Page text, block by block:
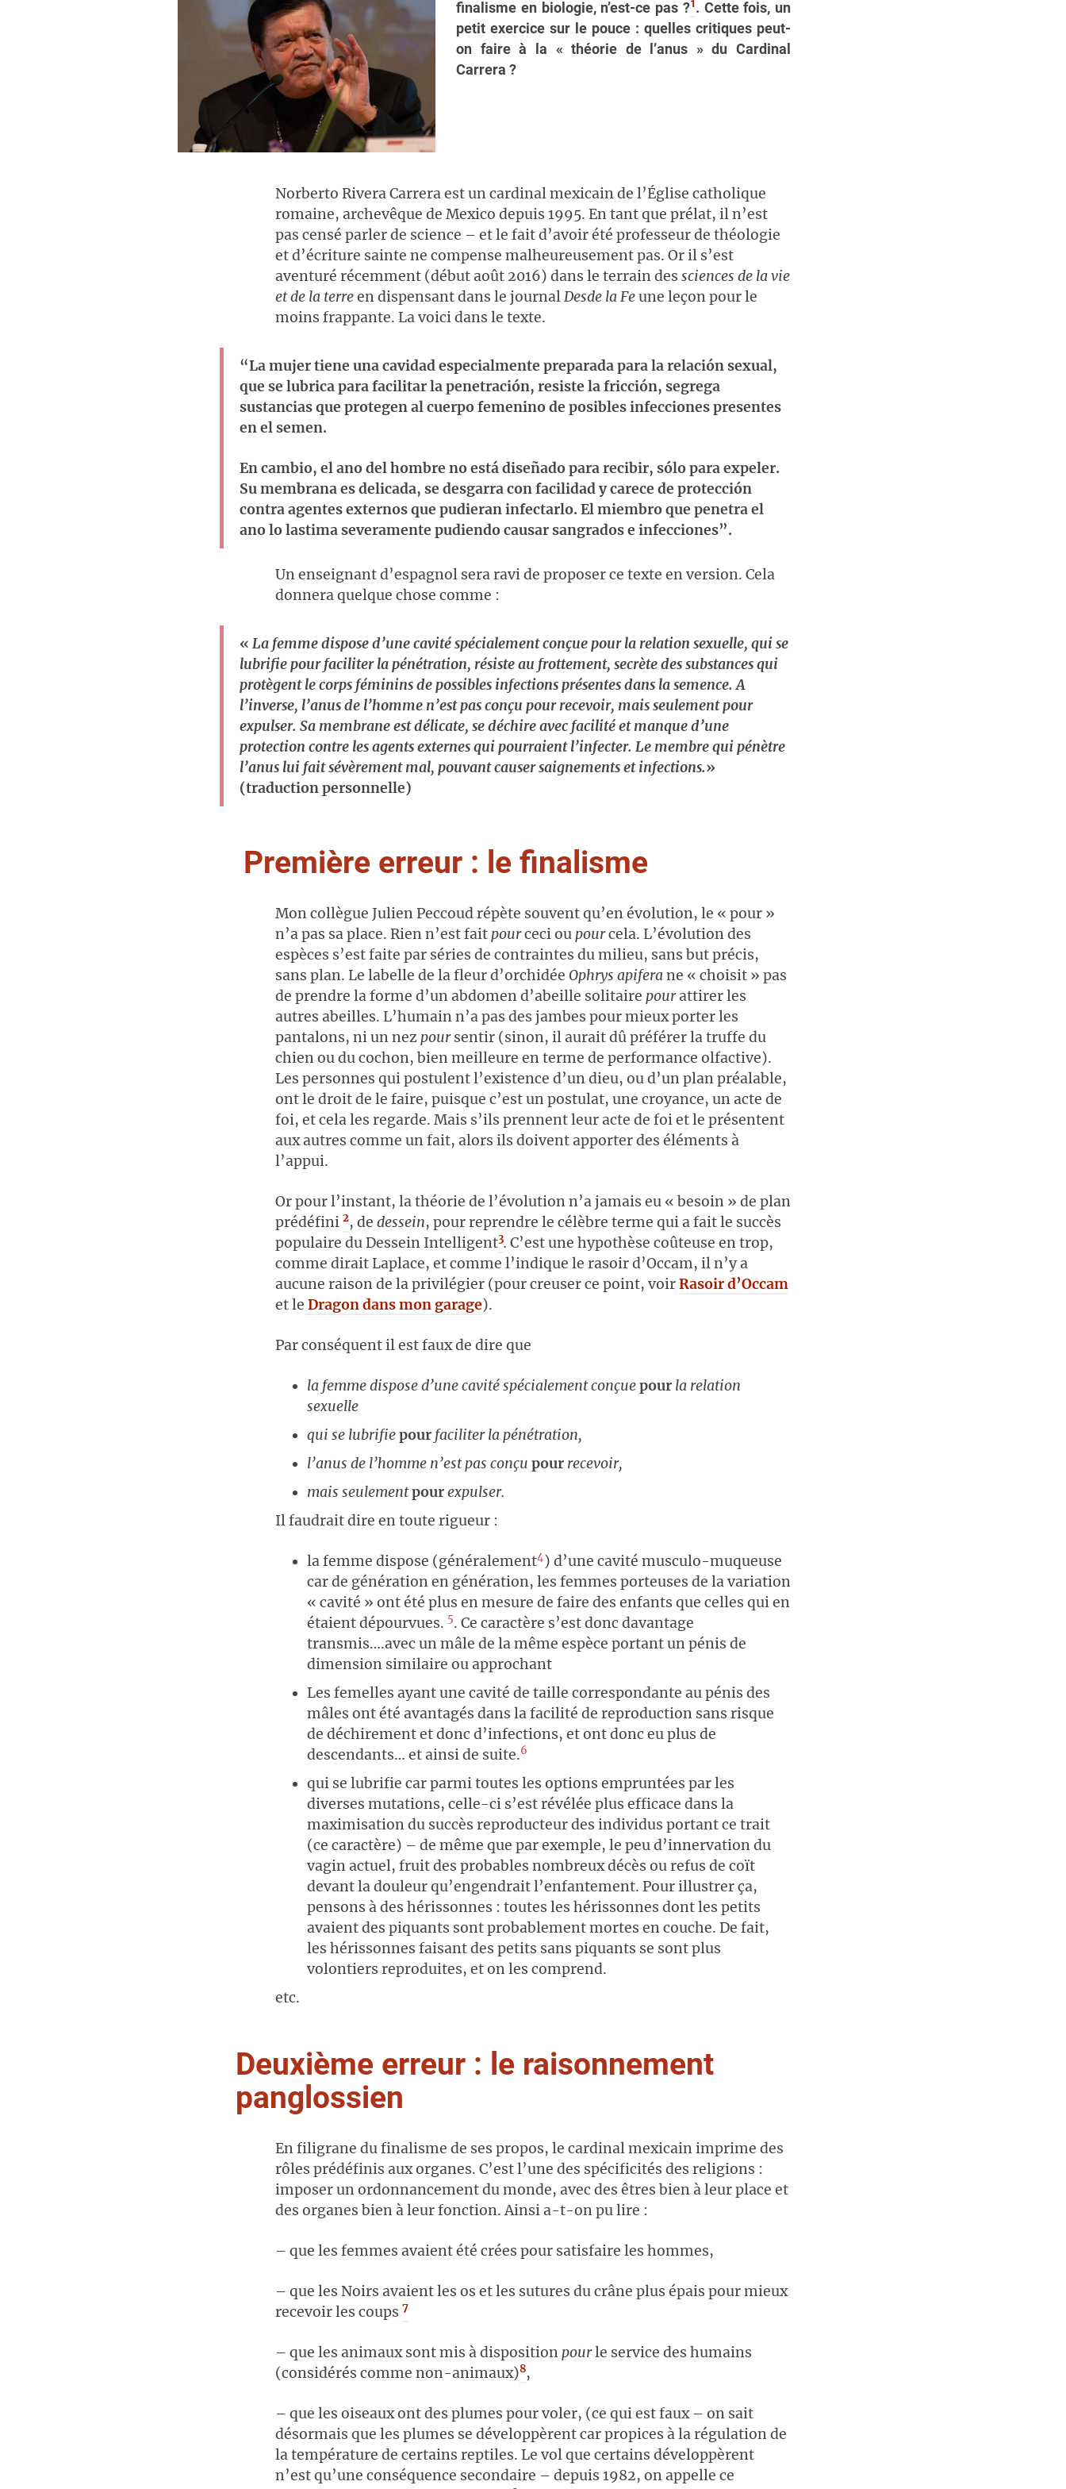
finalisme en biologie, n’est-ce pas ?1 . Cette fois, un
petit exercice sur le pouce : quelles critiques peut-
on faire à la « théorie de l’anus » du Cardinal
Carrera ?
Norberto Rivera Carrera est un cardinal mexicain de l’Église catholique
romaine, archevêque de Mexico depuis 1995. En tant que prélat, il n’est
pas censé parler de science – et le fait d’avoir été professeur de théologie
et d’écriture sainte ne compense malheureusement pas. Or il s’est
aventuré récemment (début août 2016) dans le terrain des sciences de la vie
et de la terreen dispensant dans le journalDesde la Feune leçon pour le
moins frappante. La voici dans le texte.
“La mujer tiene una cavidad especialmente preparada para la relación sexual,
que se lubrica para facilitar la penetración, resiste la fricción, segrega
sustancias que protegen al cuerpo femenino de posibles infecciones presentes
en el semen.
En cambio, el ano del hombre no está diseñado para recibir, sólo para expeler.
Su membrana es delicada, se desgarra con facilidad y carece de protección
contra agentes externos que pudieran infectarlo. El miembro que penetra el
ano lo lastima severamente pudiendo causar sangrados e infecciones”.
Un enseignant d’espagnol sera ravi de proposer ce texte en version. Cela
donnera quelque chose comme :
« La femme dispose d’une cavité spécialement conçue pour la relation sexuelle, qui se
lubrifie pour faciliter la pénétration, résiste au frottement, secrète des substances qui
protègent le corps féminins de possibles infections présentes dans la semence. A
l’inverse, l’anus de l’homme n’est pas conçu pour recevoir, mais seulement pour
expulser. Sa membrane est délicate, se déchire avec facilité et manque d’une
protection contre les agents externes qui pourraient l’infecter. Le membre qui pénètre
l’anus lui fait sévèrement mal, pouvant causer saignements et infections.»
(traduction personnelle)
Première erreur : le finalisme
Mon collègue Julien Peccoud répète souvent qu’en évolution, le « pour »
n’a pas sa place. Rien n’est fait pourceci ou pourcela. L’évolution des
espèces s’est faite par séries de contraintes du milieu, sans but précis,
sans plan. Le labelle de la fleur d’orchidée Ophrys apiferane « choisit » pas
de prendre la forme d’un abdomen d’abeille solitaire pourattirer les
autres abeilles. L’humain n’a pas des jambes pour mieux porter les
pantalons, ni un nez poursentir (sinon, il aurait dû préférer la truffe du
chien ou du cochon, bien meilleure en terme de performance olfactive).
Les personnes qui postulent l’existence d’un dieu, ou d’un plan préalable,
ont le droit de le faire, puisque c’est un postulat, une croyance, un acte de
foi, et cela les regarde. Mais s’ils prennent leur acte de foi et le présentent
aux autres comme un fait, alors ils doivent apporter des éléments à
l’appui.
Or pour l’instant, la théorie de l’évolution n’a jamais eu « besoin » de plan
prédéfini 2, de dessein, pour reprendre le célèbre terme qui a fait le succès
populaire du Dessein Intelligent3. C’est une hypothèse coûteuse en trop,
comme dirait Laplace, et comme l’indique le rasoir d’Occam, il n’y a
aucune raison de la privilégier (pour creuser ce point, voirRasoir d’Occam
et le Dragon dans mon garage).
Par conséquent il est faux de dire que
la femme dispose d’une cavité spécialement conçuepour la relation
sexuelle
qui se lubrifiepour faciliter la pénétration,
l’anus de l’homme n’est pas conçu pour recevoir,
mais seulementpourexpulser.
Il faudrait dire en toute rigueur :
la femme dispose (généralement4) d’une cavité musculo-muqueuse
car de génération en génération, les femmes porteuses de la variation
« cavité » ont été plus en mesure de faire des enfants que celles qui en
étaient dépourvues. 5. Ce caractère s’est donc davantage
transmis….avec un mâle de la même espèce portant un pénis de
dimension similaire ou approchant
Les femelles ayant une cavité de taille correspondante au pénis des
mâles ont été avantagés dans la facilité de reproduction sans risque
de déchirement et donc d’infections, et ont donc eu plus de
descendants… et ainsi de suite.6
qui se lubrifie car parmi toutes les options empruntées par les
diverses mutations, celle-ci s’est révélée plus efficace dans la
maximisation du succès reproducteur des individus portant ce trait
(ce caractère) – de même que par exemple, le peu d’innervation du
vagin actuel, fruit des probables nombreux décès ou refus de coït
devant la douleur qu’engendrait l’enfantement. Pour illustrer ça,
pensons à des hérissonnes : toutes les hérissonnes dont les petits
avaient des piquants sont probablement mortes en couche. De fait,
les hérissonnes faisant des petits sans piquants se sont plus
volontiers reproduites, et on les comprend.
etc.
Deuxième erreur : le raisonnement
panglossien
En filigrane du finalisme de ses propos, le cardinal mexicain imprime des
rôles prédéfinis aux organes. C’est l’une des spécificités des religions :
imposer un ordonnancement du monde, avec des êtres bien à leur place et
des organes bien à leur fonction. Ainsi a-t-on pu lire :
– que les femmes avaient été crées pour satisfaire les hommes,
– que les Noirs avaient les os et les sutures du crâne plus épais pour mieux
recevoir les coups 7
– que les animaux sont mis à disposition pourle service des humains
(considérés comme non-animaux)8,
– que les oiseaux ont des plumes pour voler, (ce qui est faux – on sait
désormais que les plumes se développèrent car propices à la régulation de
la température de certains reptiles. Le vol que certains développèrent
n’est qu’une conséquence secondaire – depuis 1982, on appelle ce